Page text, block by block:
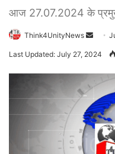
आज 27.07.2024 के
Think4UnityNews
n
e
m
a
Last Updated: July 27, 2024